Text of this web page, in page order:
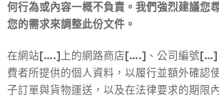
何行為或內容一概不負責。我們強烈建議您
您的需求來調整此份文件。
在網站[….] 上的網路商店[….] 、公司編號[…]
費者所提供的個人資料，以履行並額外確認
子訂單與貨物運送，以及在法律要求的期限